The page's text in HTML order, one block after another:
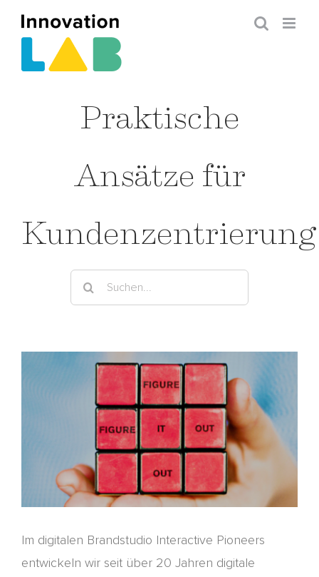
Zum
Inhalt
springen
Praktische
Ansätze für
Kundenzentrierung
Suche
nach:
Im digitalen Brandstudio Interactive Pioneers
entwickeln wir seit über 20 Jahren digitale